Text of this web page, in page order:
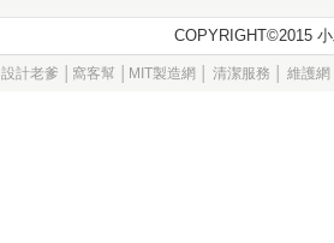
設計老爹 窩客幫│ MIT製造網 清潔服務 維護網